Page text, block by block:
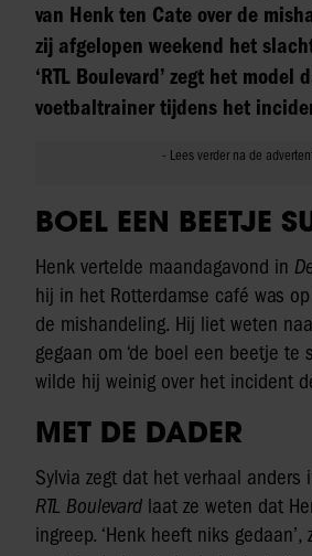
van Henk ten Cate over de
zij afgelopen weekend het
‘RTL Boulevard’ zegt het model
voetbaltrainer tijdens het
BOEL EEN BEETJE
Henk vertelde maandagavond in
hij in het Rotterdamse café was
de mishandeling. Hij liet weten
gegaan om ‘de boel een beetje te
wilde hij weinig over het incident
MET DE DADER
Sylvia zegt dat het verhaal anders
RTL Boulevard laat ze weten dat
ingreep. ‘Henk heeft niks gedaan’,